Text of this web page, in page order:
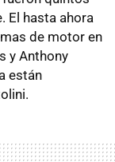
El hasta ahora
de motor en
y Anthony
están